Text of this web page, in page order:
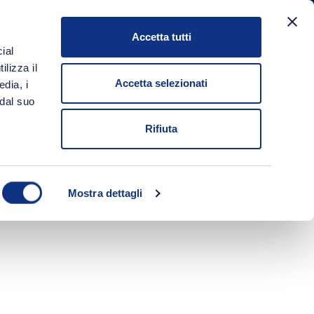
il
i
suo
Mostra dettagli
Accetta tutti
Accetta selezionati
Rifiuta
Login/Registrati Carrello